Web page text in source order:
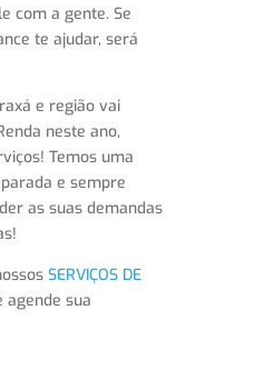
com a gente. Se
te ajudar, será
e região vai
neste ano,
Temos uma
e sempre
as suas demandas
SERVIÇOS DE
sua